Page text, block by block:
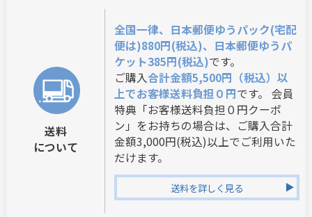
送料
について
全国一律、日本郵便ゆうパック(宅配
便は)880円(税込)、日本郵便ゆうパ
ケット385円(税込)です。
ご購入合計金額5,500円（税込）以
上でお客様送料負担０円です。 会員
特典「お客様送料負担０円クーポ
ン」をお持ちの場合は、ご購入合計
金額3,000円(税込)以上でご利用いた
だけます。
送料を詳しく見る